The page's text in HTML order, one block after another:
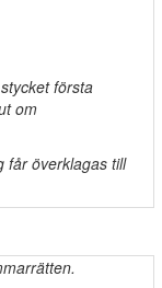
första
om
får överklagas till